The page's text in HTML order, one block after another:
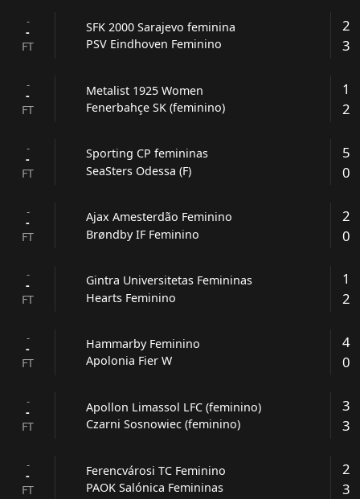
-
-
FT
SFK 2000 Sarajevo feminina
PSV Eindhoven Feminino
2
3
-
-
FT
Metalist 1925 Women
Fenerbahçe SK (feminino)
1
2
-
-
FT
Sporting CP femininas
SeaSters Odessa (F)
5
0
-
-
FT
Ajax Amesterdão Feminino
Brøndby IF Feminino
2
0
-
-
FT
Gintra Universitetas Femininas
Hearts Feminino
1
2
-
-
FT
Hammarby Feminino
Apolonia Fier W
4
0
-
-
FT
Apollon Limassol LFC (feminino)
Czarni Sosnowiec (feminino)
3
3
-
-
FT
Ferencvárosi TC Feminino
PAOK Salónica Femininas
2
3